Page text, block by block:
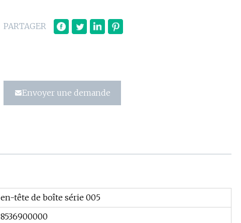
PARTAGER
Envoyer une demande
en-tête de boîte série 005
8536900000